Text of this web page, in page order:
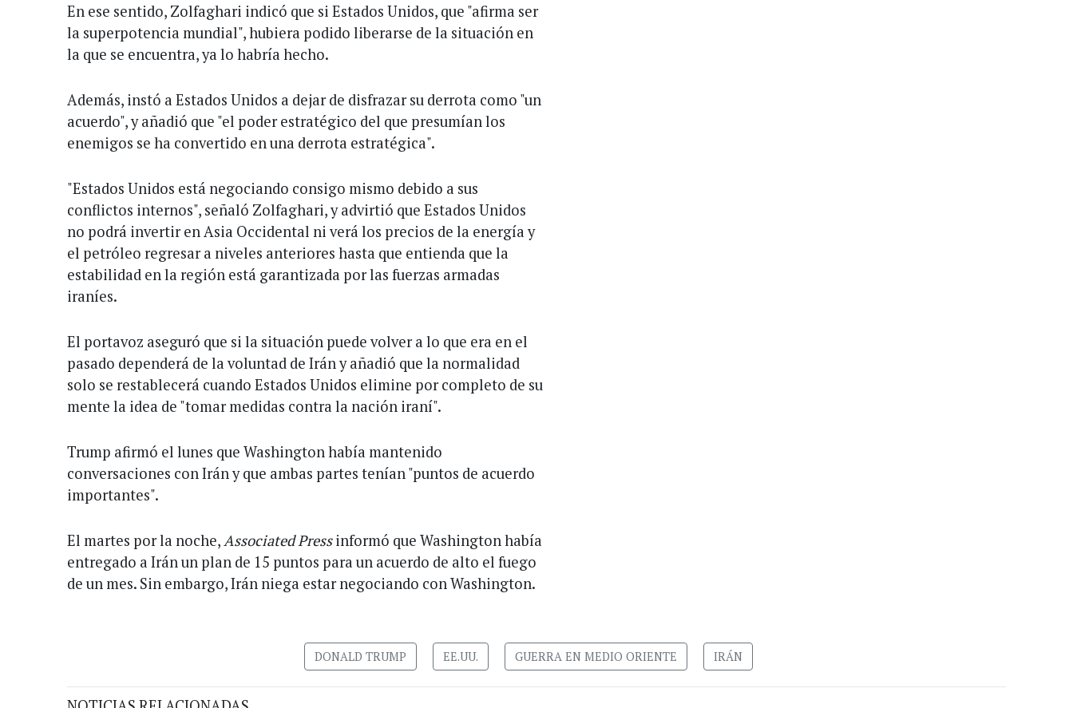
En ese sentido, Zolfaghari indicó que si Estados Unidos, que "afirma ser
la superpotencia mundial", hubiera podido liberarse de la situación en
la que se encuentra, ya lo habría hecho.
Además, instó a Estados Unidos a dejar de disfrazar su derrota como "un
acuerdo", y añadió que "el poder estratégico del que presumían los
enemigos se ha convertido en una derrota estratégica".
"Estados Unidos está negociando consigo mismo debido a sus
conflictos internos", señaló Zolfaghari, y advirtió que Estados Unidos
no podrá invertir en Asia Occidental ni verá los precios de la energía y
el petróleo regresar a niveles anteriores hasta que entienda que la
estabilidad en la región está garantizada por las fuerzas armadas
iraníes.
El portavoz aseguró que si la situación puede volver a lo que era en el
pasado dependerá de la voluntad de Irán y añadió que la normalidad
solo se restablecerá cuando Estados Unidos elimine por completo de su
mente la idea de "tomar medidas contra la nación iraní".
Trump afirmó el lunes que Washington había mantenido
conversaciones con Irán y que ambas partes tenían "puntos de acuerdo
importantes".
El martes por la noche, Associated Pressinformó que Washington había
entregado a Irán un plan de 15 puntos para un acuerdo de alto el fuego
de un mes. Sin embargo, Irán niega estar negociando con Washington.
DONALD TRUMP EE.UU. GUERRA EN MEDIO ORIENTE IRÁN